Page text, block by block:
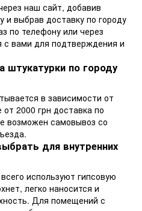
наш сайт, добавив
и выбрав доставку по городу
по телефону или через
вами для подтверждения и
штукатурки по городу
в зависимости от
2000 грн доставка по
возможен самовывоз со
для внутренних
используют гипсовую
легко наносится и
Для помещений с